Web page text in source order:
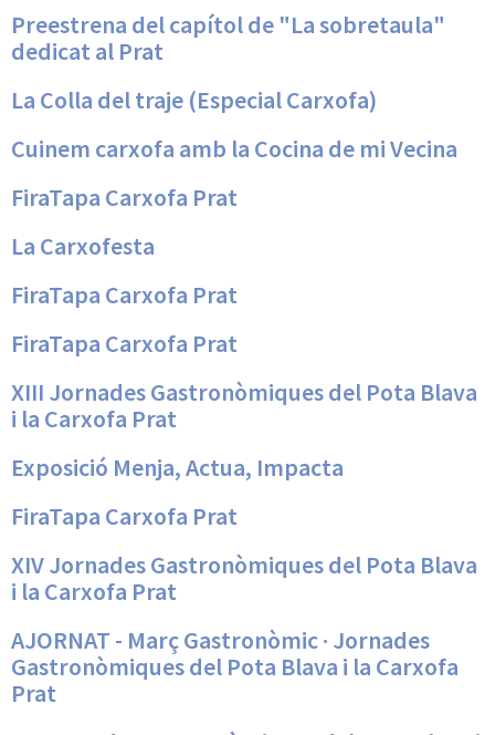
Preestrena del capítol de "La sobretaula"
dedicat al Prat
La Colla del traje (Especial Carxofa)
Cuinem carxofa amb la Cocina de mi Vecina
FiraTapa Carxofa Prat
La Carxofesta
FiraTapa Carxofa Prat
FiraTapa Carxofa Prat
XIII Jornades Gastronòmiques del Pota Blava
i la Carxofa Prat
Exposició Menja, Actua, Impacta
FiraTapa Carxofa Prat
XIV Jornades Gastronòmiques del Pota Blava
i la Carxofa Prat
AJORNAT - Març Gastronòmic · Jornades
Gastronòmiques del Pota Blava i la Carxofa
Prat